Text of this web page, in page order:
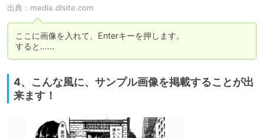
出典： media.dlsite.com
ここに画像を入れて、Enterキーを押します。
4、こんな風に、サンプル画像を掲載することが出
来ます！